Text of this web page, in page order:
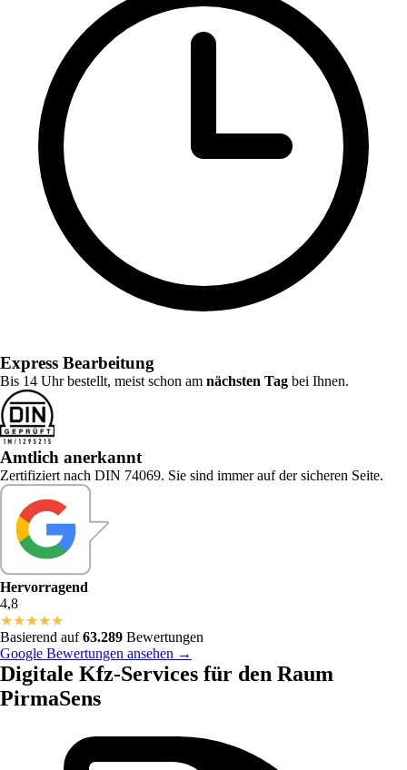
Express Bearbeitung
Bis 14 Uhr bestellt, meist schon am nächsten Tag bei Ihnen.
Amtlich anerkannt
Zertifiziert nach DIN 74069. Sie sind immer auf der sicheren Seite.
Hervorragend
4,8
★★★★★
Basierend auf63.289 Bewertungen
Google Bewertungen ansehen →
Digitale Kfz-Services für den Raum
PirmaSens